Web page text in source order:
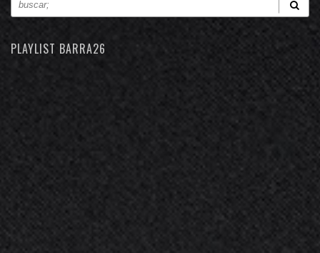
PLAYLIST BARRA26